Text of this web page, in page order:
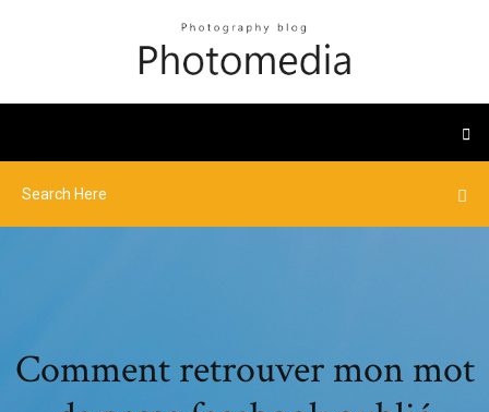
Comment retrouver mon mot